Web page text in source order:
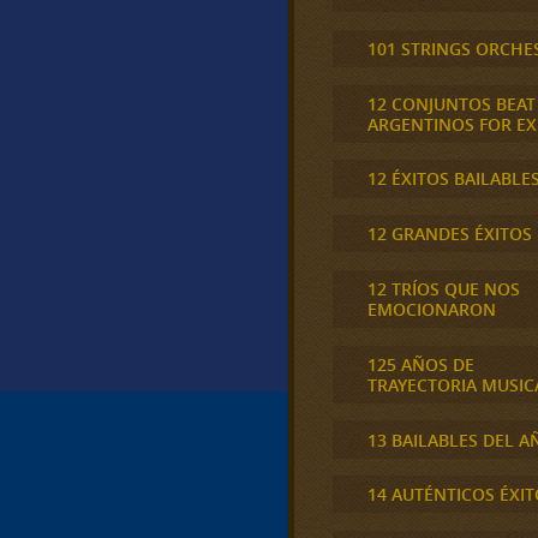
101 STRINGS
12 CONJUNTOS BEAT
ARGENTINOS FOR
12 ÉXITOS
12 GRANDES ÉXITOS
12 TRÍOS QUE NOS
EMOCIONARON
125 AÑOS DE
TRAYECTORIA
13 BAILABLES DEL
14 AUTÉNTICOS